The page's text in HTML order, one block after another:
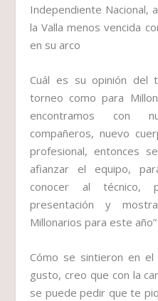
Independiente Nacional,
laValla menos vencida
en su arco
Cuál es su opinión del
torneo como para
encontramos con
compañeros, nuevo
profesional, entonces
afianzar el equipo,
conocer al técnico,
presentación y
Millonarios para este año”
Cómo se sintieron en
gusto, creo que con la
se puede pedir que te